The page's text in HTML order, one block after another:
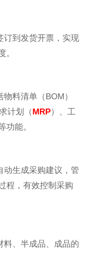
到发货开票，实现
。
料清单（BOM）
计划（MRP）、工
功能。
生成采购建议，管
程，有效控制采购
、半成品、成品的